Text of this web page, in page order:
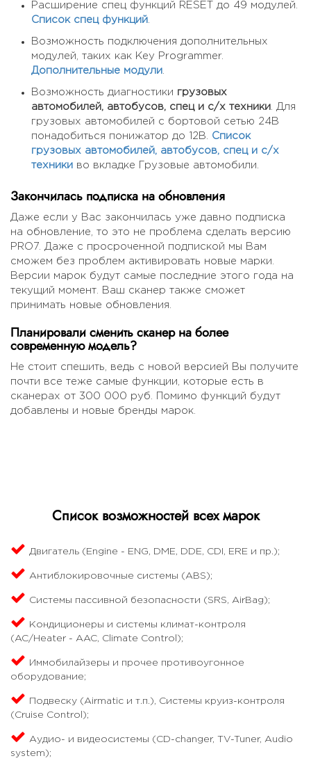
Расширение спец функций RESET до 49 модулей.
Список спец функций
Возможность подключения дополнительных
модулей, таких как Key Programmer.
Дополнительные модули
Возможность диагностики грузовых
автомобилей, автобусов, спец и с/х техники . Для
грузовых автомобилей с бортовой сетью 24В
понадобиться понижатор до 12В. Список
грузовых автомобилей, автобусов, спец и с/х
техники во вкладке Грузовые автомобили.
Закончилась подписка на обновления
Даже если у Вас закончилась уже давно подписка
на обновление, то это не проблема сделать версию
PRO7. Даже с просроченной подпиской мы Вам
сможем без проблем активировать новые марки.
Версии марок будут самые последние этого года на
текущий момент. Ваш сканер также сможет
принимать новые обновления.
Планировали сменить сканер на более
современную модель?
Не стоит спешить, ведь с новой версией Вы получите
почти все теже самые функции, которые есть в
сканерах от 300 000 руб. Помимо функций будут
добавлены и новые бренды марок.
Список возможностей всех марок
Двигатель (Engine - ENG, DME, DDE, CDI, ERE и пр.);
Антиблокировочные системы (ABS);
Системы пассивной безопасности (SRS, AirBag);
Кондиционеры и системы климат-контроля
(AC/Heater - AAC, Climate Control);
Иммобилайзеры и прочее противоугонное
оборудование;
Подвеску (Airmatic и т.п.), Системы круиз-контроля
(Cruise Control);
Аудио- и видеосистемы (CD-changer, TV-Tuner, Audio
system);